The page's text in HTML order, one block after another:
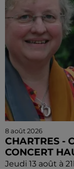
8 août 2026
CHARTRES -
CONCERT
Jeudi 13 août à